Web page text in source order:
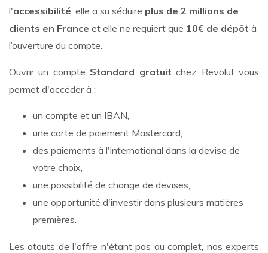
l'accessibilité , elle a su séduire plus de 2 millions de
clients en France et elle ne requiert que 10€ de dépôt à
l’ouverture du compte.
Ouvrir un compte Standard gratuitchez Revolut vous
permet d'accéder à :
un compte et un IBAN,
une carte de paiement Mastercard,
des paiements à l'international dans la devise de
votre choix,
une possibilité de change de devises,
une opportunité d'investir dans plusieurs matières
premières.
Les atouts de l'offre n'étant pas au complet, nos experts